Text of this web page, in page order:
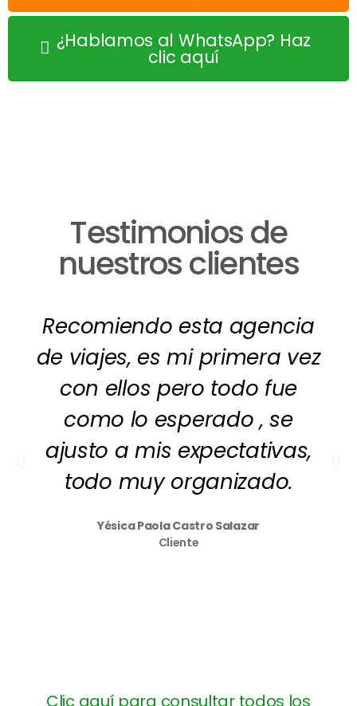
¿Hablamos al WhatsApp? Haz
clic aquí
Testimonios de
nuestros clientes
Recomiendo esta agencia
de viajes, es mi primera vez
con ellos pero todo fue
como lo esperado , se
ajusto a mis expectativas,
todo muy organizado.
Yésica Paola Castro Salazar
Cliente
Clic aquí para consultar todos los